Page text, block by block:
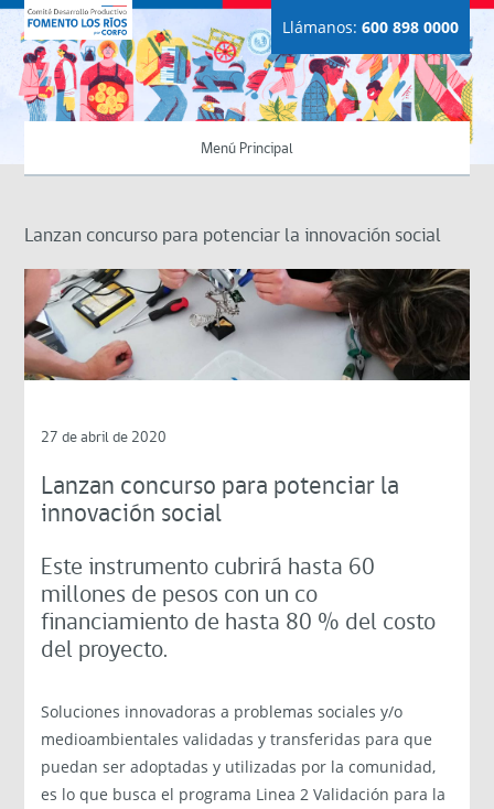
Llámanos: 600 898 0000
Menú Principal
Lanzan concurso para potenciar la innovación social
27 de abril de 2020
Lanzan concurso para potenciar la
innovación social
Este instrumento cubrirá hasta 60
millones de pesos con un co
financiamiento de hasta 80 % del costo
del proyecto.
Soluciones innovadoras a problemas sociales y/o
medioambientales validadas y transferidas para que
puedan ser adoptadas y utilizadas por la comunidad,
es lo que busca el programa Linea 2 Validación para la